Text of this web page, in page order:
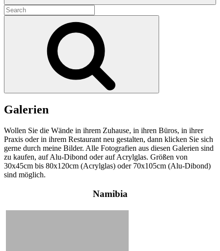
Search
for:
Galerien
Wollen Sie die Wände in ihrem Zuhause, in ihren Büros, in ihrer
Praxis oder in ihrem Restaurant neu gestalten, dann klicken Sie sich
gerne durch meine Bilder. Alle Fotografien aus diesen Galerien sind
zu kaufen, auf Alu-Dibond oder auf Acrylglas. Größen von
30x45cm bis 80x120cm (Acrylglas) oder 70x105cm (Alu-Dibond)
sind möglich.
Namibia